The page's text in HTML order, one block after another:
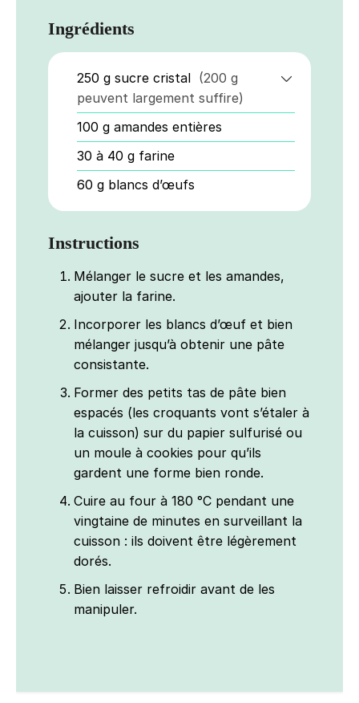
Ingrédients
250 g sucre cristal (200 g
peuvent largement suffire)
100 g amandes entières
30 à 40 g farine
60 g blancs d’œufs
Instructions
Mélanger le sucre et les amandes,
ajouter la farine.
Incorporer les blancs d’œuf et bien
mélanger jusqu’à obtenir une pâte
consistante.
Former des petits tas de pâte bien
espacés (les croquants vont s’étaler à
la cuisson) sur du papier sulfurisé ou
un moule à cookies pour qu’ils
gardent une forme bien ronde.
Cuire au four à 180 °C pendant une
vingtaine de minutes en surveillant la
cuisson : ils doivent être légèrement
dorés.
Bien laisser refroidir avant de les
manipuler.